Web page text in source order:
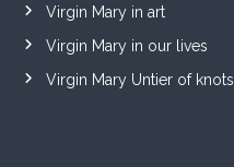
Virgin Mary in art
Virgin Mary in our lives
Virgin Mary Untier of knots